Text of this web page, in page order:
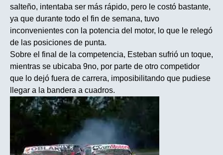
salteño, intentaba ser más rápido, pero le costó bastante,
ya que durante todo el fin de semana, tuvo
inconvenientes con la potencia del motor, lo que le relegó
de las posiciones de punta.
Sobre el final de la competencia, Esteban sufrió un toque,
mientras se ubicaba 9no, por parte de otro competidor
que lo dejó fuera de carrera, imposibilitando que pudiese
llegar a la bandera a cuadros.